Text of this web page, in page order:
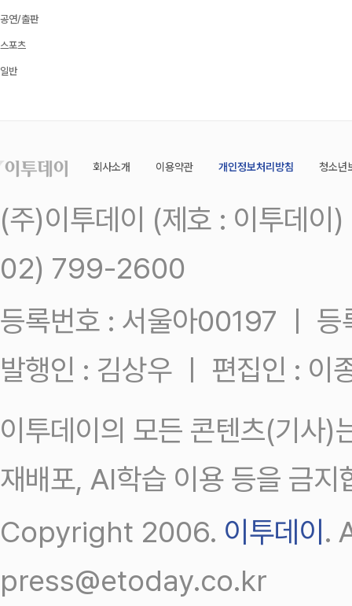
공연/출판
스포츠
일반
회사소개 이용약관 개인정보처리방침 청소년
(주)이투데이 (제호 : 이투데
02) 799-2600
등록번호 : 서울아00197 ㅣ
발행인 : 김상우 ㅣ 편집인 : 이
이투데이의 모든 콘텐츠(기사)
재배포, AI학습 이용 등을 금지
Copyright 2006. 이투데이.
press@etoday.co.kr